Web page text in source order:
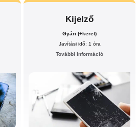
Kijelző
Gyári (+keret)
Javítási idő: 1 óra
További információ